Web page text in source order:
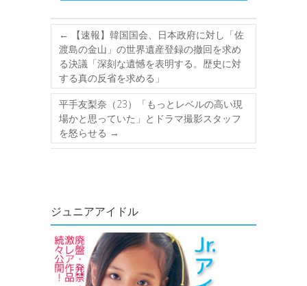
←
【速報】韓国国会、日本政府に対し「佐
渡島の金山」の世界遺産登録の撤回を求め
る決議「深刻な遺憾を表明する。歴史に対
する真の反省を求める」
平手友梨奈（23）「もっとレベルの高い現
場かと思っていた」とドラマ撮影スタッフ
を怒らせる →
ジュニアアイドル